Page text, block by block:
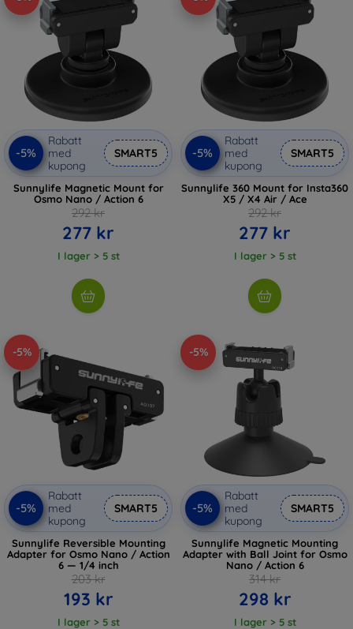
-5%
Rabatt
med
kupong
SMART5
Sunnylife Magnetic Mount for
Osmo Nano / Action 6
292 kr
277 kr
I lager > 5 st
-5%
Rabatt
med
kupong
SMART5
Sunnylife 360 Mount for Insta360
X5 / X4 Air / Ace
292 kr
277 kr
I lager > 5 st
-5%
-5%
Rabatt
med
kupong
SMART5
Sunnylife Reversible Mounting
Adapter for Osmo Nano / Action
6 — 1/4 inch
203 kr
193 kr
I lager > 5 st
-5%
-5%
Rabatt
med
kupong
SMART5
Sunnylife Magnetic Mounting
Adapter with Ball Joint for Osmo
Nano / Action 6
314 kr
298 kr
I lager > 5 st